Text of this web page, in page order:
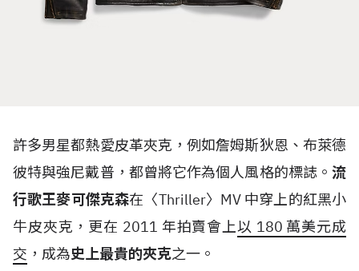
許多男星都熱愛皮革夾克，例如詹姆斯狄恩、布萊德
彼特與強尼戴普，都曾將它作為個人風格的標誌。 流
行歌王麥可傑克森在〈Thriller〉 MV 中穿上的紅黑小
牛皮夾克，更在 2011 年拍賣會上以 180 萬美元成
交 ，成為史上最貴的夾克之一。